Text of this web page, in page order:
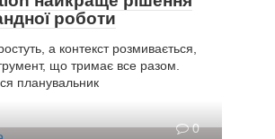
роботи
а контекст розмивається,
що тримає все разом.
планувальник
0